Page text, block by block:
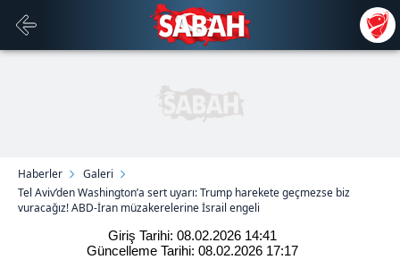
Haberler
Galeri
Tel Aviv’den Washington’a sert uyarı: Trump harekete geçmezse biz
vuracağız! ABD-İran müzakerelerine İsrail engeli
Giriş Tarihi: 08.02.2026 14:41
Güncelleme Tarihi: 08.02.2026 17:17